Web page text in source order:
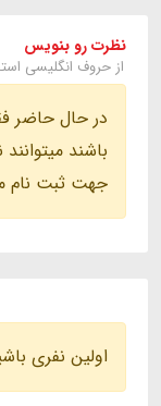
نظرت رو بنویس
از حروف انگلیسی
در حال حاضر
باشند
جهت ثبت نام
اولین نفری